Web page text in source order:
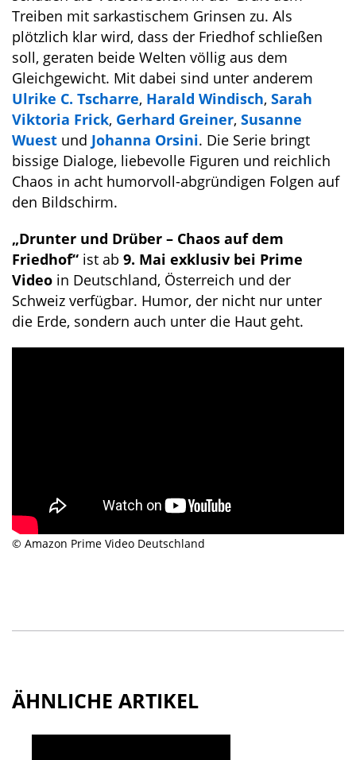
Treiben mit sarkastischem Grinsen zu. Als
plötzlich klar wird, dass der Friedhof schließen
soll, geraten beide Welten völlig aus dem
Gleichgewicht. Mit dabei sind unter anderem
Ulrike C. Tscharre, Harald Windisch, Sarah
Viktoria Frick, Gerhard Greiner, Susanne
Wuest und Johanna Orsini. Die Serie bringt
bissige Dialoge, liebevolle Figuren und reichlich
Chaos in acht humorvoll-abgründigen Folgen auf
den Bildschirm.
„Drunter und Drüber – Chaos auf dem
Friedhof“ ist ab 9. Mai exklusiv bei Prime
Video in Deutschland, Österreich und der
Schweiz verfügbar. Humor, der nicht nur unter
die Erde, sondern auch unter die Haut geht.
© Amazon Prime Video Deutschland
ÄHNLICHE ARTIKEL